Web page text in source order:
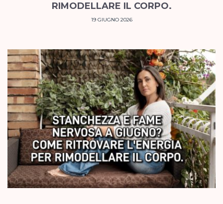
RIMODELLARE IL CORPO.
19 GIUGNO 2026